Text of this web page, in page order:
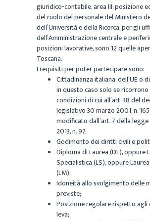
giuridico-contabile, area III, posizione
del ruolo del personale del Ministero
dell’Università e della Ricerca, per gli
dell’Amministrazione centrale e
posizioni lavorative, sono 12 quelle
Toscana.
I requisiti per poter partecipare sono:
Cittadinanza italiana, dell’UE o
in questo caso solo se
condizioni di cui all’art. 38 del
legislativo 30 marzo 2001, n.
modificato dall’art. 7 della
2013, n. 97;
Godimento dei diritti civili e
Diploma di Laurea (DL), oppure
Specialistica (LS), oppure
(LM);
Idoneità allo svolgimento delle
previste;
Posizione regolare rispetto agli
leva;